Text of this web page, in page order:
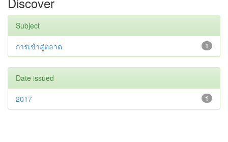
Subject
1
การเข้าสู่ตลาด
Date issued
1
2017